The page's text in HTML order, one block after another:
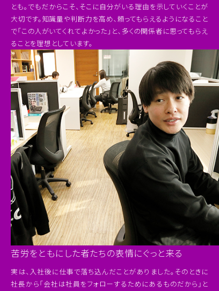
とも。でもだからこそ、そこに自分がいる理由を示していくことが
大切です。知識量や判断力を高め、頼ってもらえるようになること
で「この人がいてくれてよかった」と、多くの関係者に思ってもらえ
ることを理想としています。
苦労をともにした者たちの表情にぐっと来る
実は、入社後に仕事で落ち込んだことがありました。そのときに
社長から「会社は社員をフォローするためにあるものだから」と